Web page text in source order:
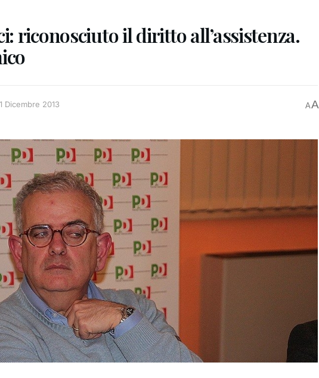
riconosciuto il diritto all’assistenza.
1 Dicembre 2013 AA